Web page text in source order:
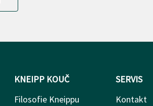
KNEIPP KOUČ
Filosofie Kneippu
SERVIS
Kontakt